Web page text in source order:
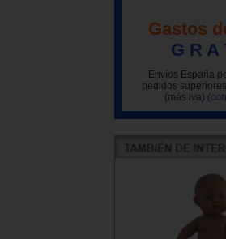
Gastos
G R A
Envíos España
pedidos
(más iva)